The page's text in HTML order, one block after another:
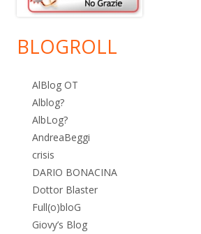
BLOGROLL
AlBlog OT
Alblog?
AlbLog?
AndreaBeggi
crisis
DARIO BONACINA
Dottor Blaster
Full(o)bloG
Giovy’s Blog